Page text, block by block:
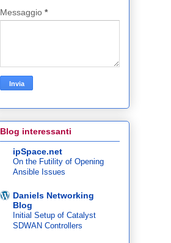
Messaggio *
Blog interessanti
ipSpace.net
On the Futility of Opening
Ansible Issues
Daniels Networking
Blog
Initial Setup of Catalyst
SDWAN Controllers